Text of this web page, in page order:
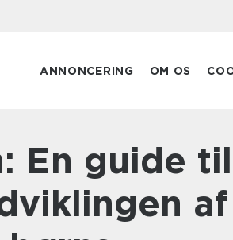
ANNONCERING OM OS
af